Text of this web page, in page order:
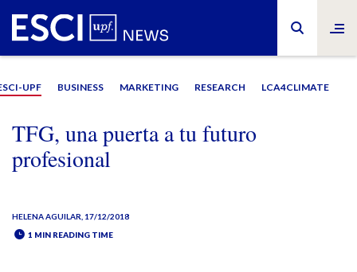
UPF BUSINESS MARKETING RESEARCH LCA4CLIMATE
TFG, una puerta a tu futuro
profesional
HELENA AGUILAR , 17/12/2018
1 MIN READING TIME